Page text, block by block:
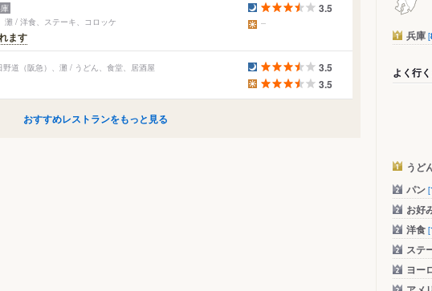
灘 / 洋食、ステーキ、コロッケ
ます
3.5
道（阪急）、灘 / うどん、食堂、居酒屋
3.5
3.5
おすすめレストランをもっと見る
兵庫 [
よく行
うど
パン [
お好
洋食 [
ステ
ヨー